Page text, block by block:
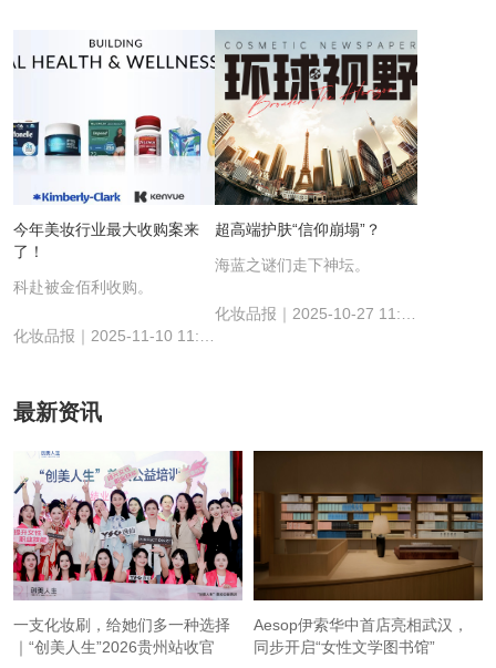
今年美妆行业最大收购案来
了！
科赴被金佰利收购。
超高端护肤“信仰崩塌”？
海蓝之谜们走下神坛。
最新资讯
一支化妆刷，给她们多一种选择
｜“创美人生”2026贵州站收官
Aesop伊索华中首店亮相武汉，
同步开启“女性文学图书馆”